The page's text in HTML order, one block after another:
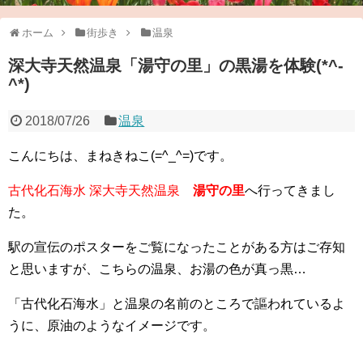
ホーム 街歩き 温泉
深大寺天然温泉「湯守の里」の黒湯を体験(*^-
^*)
2018/07/26 温泉
こんにちは、まねきねこ(=^_^=)です。
古代化石海水 深大寺天然温泉 湯守の里へ行ってきまし
た。
駅の宣伝のポスターをご覧になったことがある方はご存知
と思いますが、こちらの温泉、お湯の色が真っ黒…
「古代化石海水」と温泉の名前のところで謳われているよ
うに、原油のようなイメージです。